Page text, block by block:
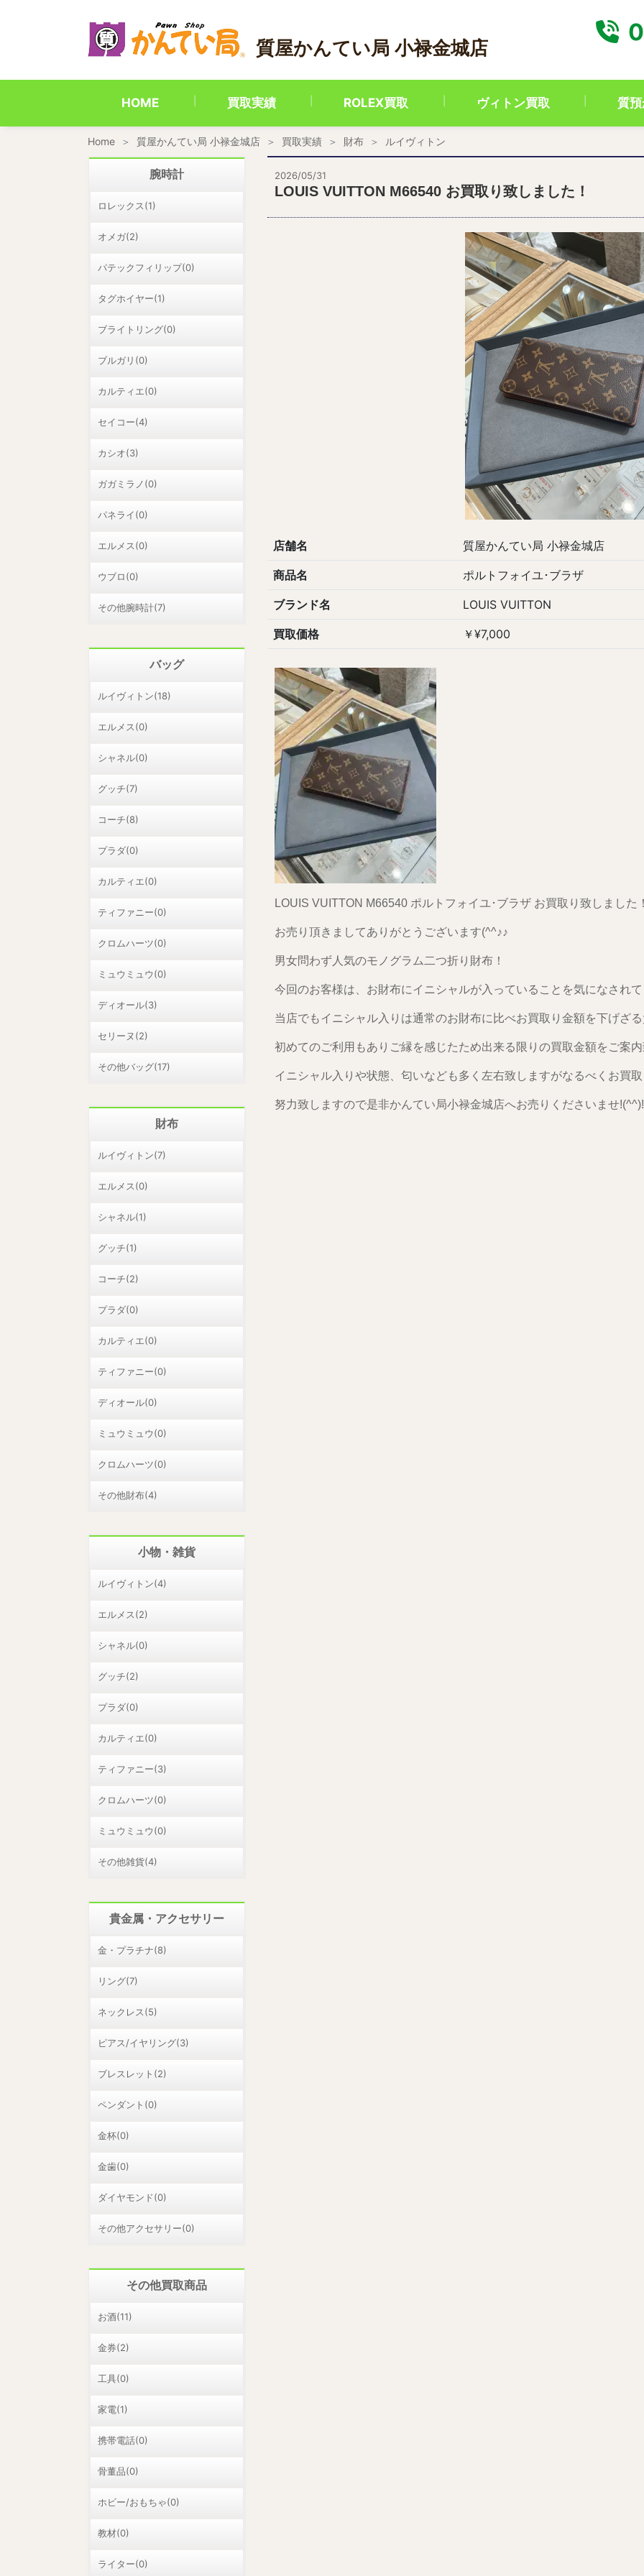
質屋かんてい局 小禄金城店
HOME 買取実績 ROLEX買取 ヴィトン買取 質
Home 質屋かんてい局 小禄金城店 買取実績 財布 ルイヴィトン
2026/05/31
LOUIS VUITTON M66540 お買取り致しました！
店舗名 質屋かんてい局 小禄金城店
商品名 ポルトフォイユ･ブラザ
ブランド名 LOUIS VUITTON
買取価格 ￥¥7,000
LOUIS VUITTON M66540 ポルトフォイユ･ブラザ お買取り致しました
お売り頂きましてありがとうございます(^^♪♪
男女問わず人気のモノグラム二つ折り財布！
今回のお客様は、お財布にイニシャルが入っていることを気になされ
当店でもイニシャル入りは通常のお財布に比べお買取り金額を下げざ
初めてのご利用もありご縁を感じたため出来る限りの買取金額をご案
イニシャル入りや状態、匂いなども多く左右致しますがなるべくお買
努力致しますので是非かんてい局小禄金城店へお売りくださいませ!(^^)!
腕時計
ロレックス(1)
オメガ(2)
パテックフィリップ(0)
タグホイヤー(1)
ブライトリング(0)
ブルガリ(0)
カルティエ(0)
セイコー(4)
カシオ(3)
ガガミラノ(0)
パネライ(0)
エルメス(0)
ウブロ(0)
その他腕時計(7)
バッグ
ルイヴィトン(18)
エルメス(0)
シャネル(0)
グッチ(7)
コーチ(8)
プラダ(0)
カルティエ(0)
ティファニー(0)
クロムハーツ(0)
ミュウミュウ(0)
ディオール(3)
セリーヌ(2)
その他バッグ(17)
財布
ルイヴィトン(7)
エルメス(0)
シャネル(1)
グッチ(1)
コーチ(2)
プラダ(0)
カルティエ(0)
ティファニー(0)
ディオール(0)
ミュウミュウ(0)
クロムハーツ(0)
その他財布(4)
小物・雑貨
ルイヴィトン(4)
エルメス(2)
シャネル(0)
グッチ(2)
プラダ(0)
カルティエ(0)
ティファニー(3)
クロムハーツ(0)
ミュウミュウ(0)
その他雑貨(4)
貴金属・アクセサリー
金・プラチナ(8)
リング(7)
ネックレス(5)
ピアス/イヤリング(3)
ブレスレット(2)
ペンダント(0)
金杯(0)
金歯(0)
ダイヤモンド(0)
その他アクセサリー(0)
その他買取商品
お酒(11)
金券(2)
工具(0)
家電(1)
携帯電話(0)
骨董品(0)
ホビー/おもちゃ(0)
教材(0)
ライター(0)